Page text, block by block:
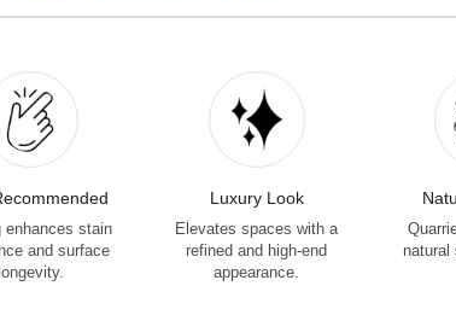
enhances stain
and surface
longevity.
Luxury Look
Elevates spaces with a
refined and high-end
appearance.
natural